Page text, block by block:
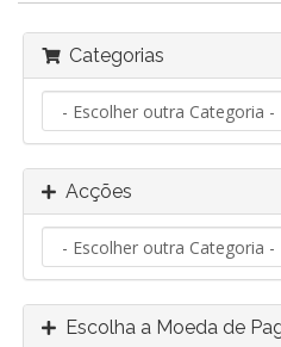
Categorias
Acções
Escolha a Moeda de